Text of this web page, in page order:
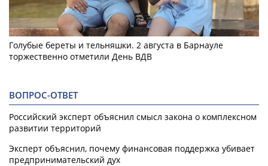
Голубые береты и тельняшки. 2 августа в Барнауле
торжественно отметили День ВДВ
ВОПРОС-ОТВЕТ
Российский эксперт объяснил смысл закона о комплексном
развитии территорий
Эксперт объяснил, почему финансовая поддержка убивает
предпринимательский дух